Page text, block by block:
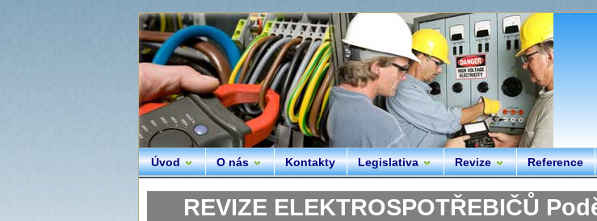
Úvod O nás Kontakty Legislativa Revize Reference
REVIZE ELEKTROSPOTŘEBIČŮ